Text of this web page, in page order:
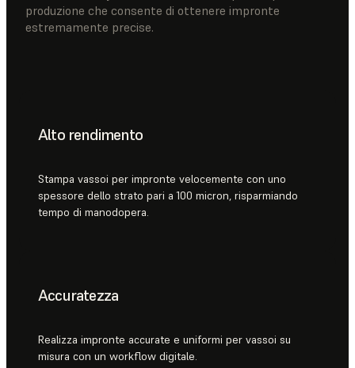
produzione che consente di ottenere impronte
estremamente precise.
Alto rendimento
Stampa vassoi per impronte velocemente con uno
spessore dello strato pari a 100 micron, risparmiando
tempo di manodopera.
Accuratezza
Realizza impronte accurate e uniformi per vassoi su
misura con un workflow digitale.